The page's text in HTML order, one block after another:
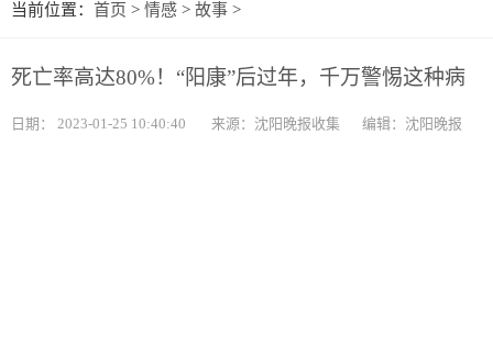
当前位置： 首页 > 情感 > 故事 >
死亡率高达80%！“阳康”后过年，千万警惕这种病
日期： 2023-01-25 10:40:40 来源：沈阳晚报收集 编辑：沈阳晚报